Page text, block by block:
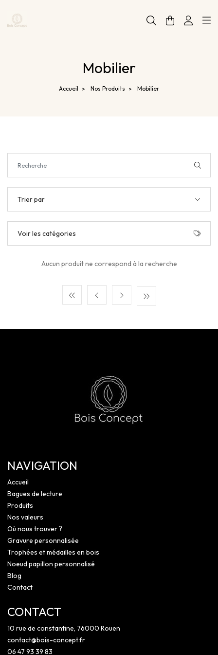
Mobilier
Accueil > Nos Produits > Mobilier
Trier par
Voir les catégories
Aucun produit ne correspond à la recherche
NAVIGATION
Accueil
Bagues de lecture
Produits
Nos valeurs
Où nous trouver ?
Gravure personnalisée
Trophées et médailles en bois
Noeud papillon personnalisé
Blog
Contact
CONTACT
10 rue de constantine, 76000 Rouen
contact@bois-concept.fr
06 47 93 39 83